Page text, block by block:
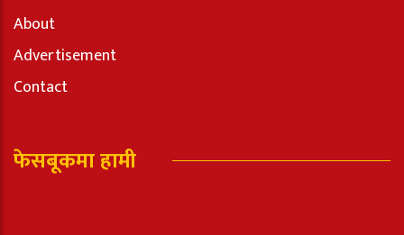
About
Advertisement
Contact
फेसबूकमा हामी